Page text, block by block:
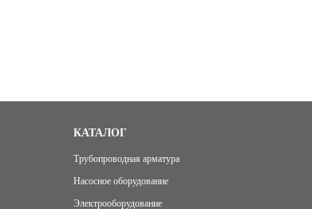
КАТАЛОГ
Трубопроводная арматура
Насосное оборудование
Электрооборудование